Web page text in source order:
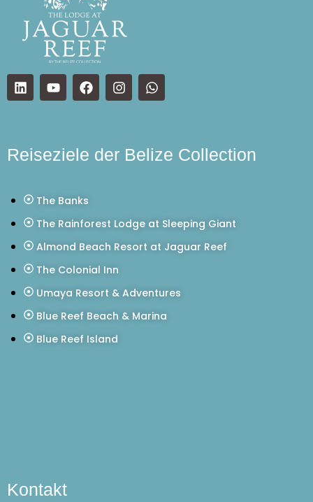
Reiseziele der Belize Collection
The Banks
The Rainforest Lodge at Sleeping Giant
Almond Beach Resort at Jaguar Reef
The Colonial Inn
Umaya Resort & Adventures
Blue Reef Beach & Marina
Blue Reef Island
Kontakt